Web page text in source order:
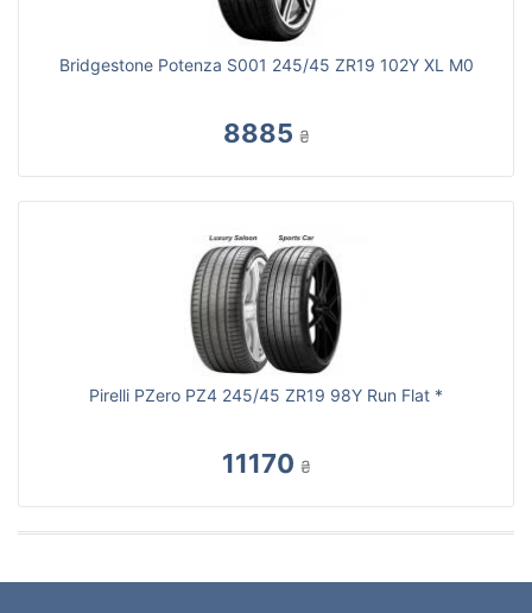
Bridgestone Potenza S001 245/45 ZR19 102Y XL M0
8885 ₴
Pirelli PZero PZ4 245/45 ZR19 98Y Run Flat *
11170 ₴